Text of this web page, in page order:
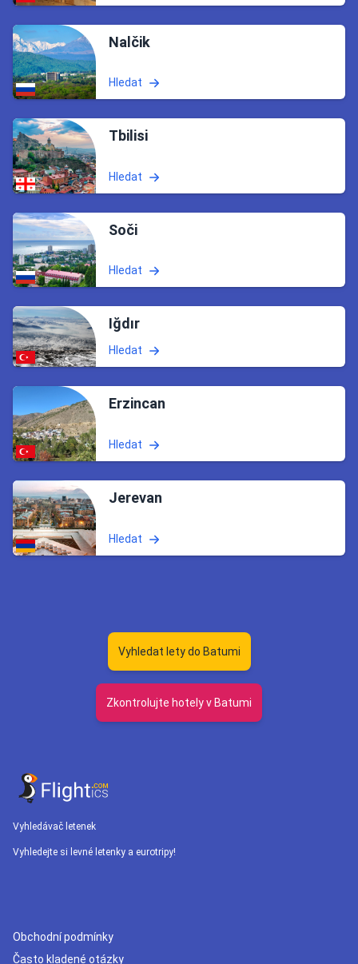
Nalčik
Hledat
Tbilisi
Hledat
Soči
Hledat
Iğdır
Hledat
Erzincan
Hledat
Jerevan
Hledat
Vyhledat lety do Batumi
Zkontrolujte hotely v Batumi
Vyhledávač letenek
Vyhledejte si levné letenky a eurotripy!
Obchodní podmínky
Často kladené otázky